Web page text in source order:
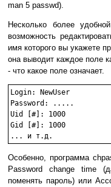
man 5 passwd).
Несколько более
возможность
имя которого вы укажете
она выводит каждое поле
- что какое поле означает.
Login: NewUser
Password: .....
Uid [#]: 1000
Gid [#]: 1000
Особенно, программа
Password change time
поменять пароль) или